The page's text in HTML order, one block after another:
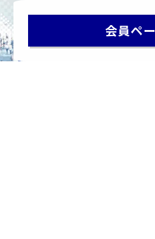
会員ペ